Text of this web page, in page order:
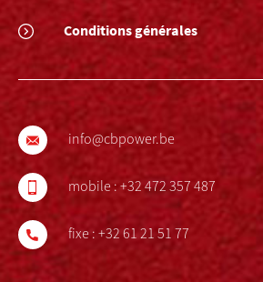
Conditions générales
info@cbpower.be
mobile : +32 472 357 487
fixe : +32 61 21 51 77